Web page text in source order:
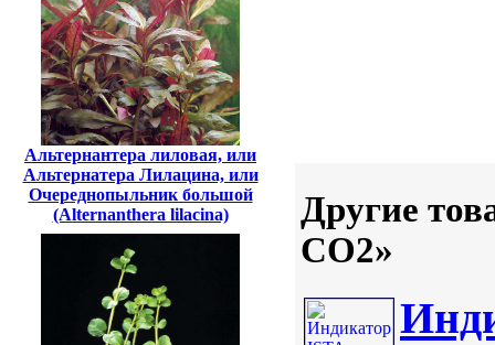
Альтернантера лиловая, или
Альтернатера Лилацина, или
Очереднопыльник большой
(Alternanthera lilacina)
Другие
CO2»